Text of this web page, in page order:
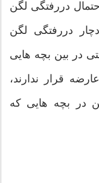
دررفتگی لگن
دررفتگی لگن
حتی در بین بچه هایی
قرار ندارند،
در بچه هایی که